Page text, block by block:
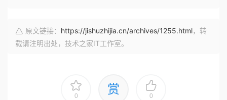
原文链接： https://jishuzhijia.cn/archives/1255.html，转
载请注明出处，技术之家IT工作室。
0 赏 0